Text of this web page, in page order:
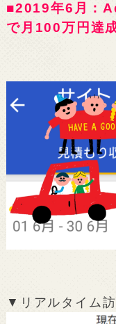
■2019年6月：
で月100万円達
▼リアルタイム